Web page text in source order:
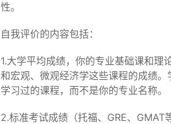
性。
自我评价的内容包括：
1.大学平均成绩，你的专业基础课和
和宏观、微观经济学这些课程的成绩
学习过的课程，而不是你的专业名称。
2.标准考试成绩（托福、GRE、GMAT